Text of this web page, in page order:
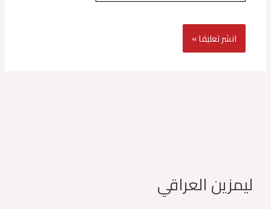
ليمزين العراقي